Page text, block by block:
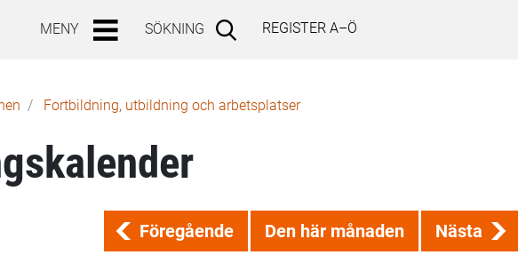
MENY SÖKNING REGISTER A–Ö
Fortbildning, utbildning och arbetsplatser
Föregående Den här månaden Nästa